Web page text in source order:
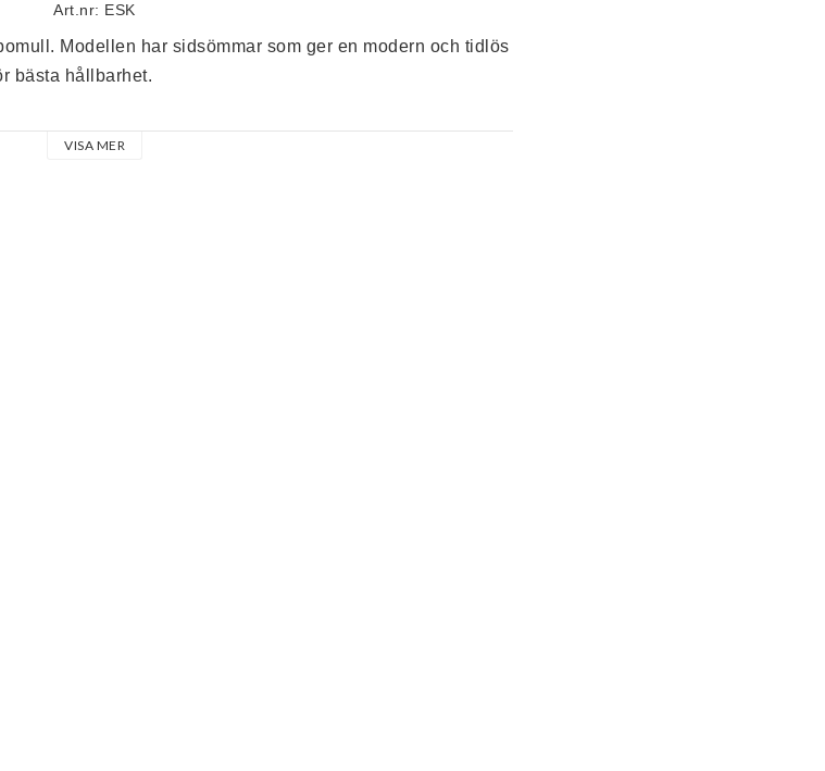
Art.nr: ESK
Modellen har sidsömmar som ger en modern och tidlös
bästa hållbarhet.
VISA MER